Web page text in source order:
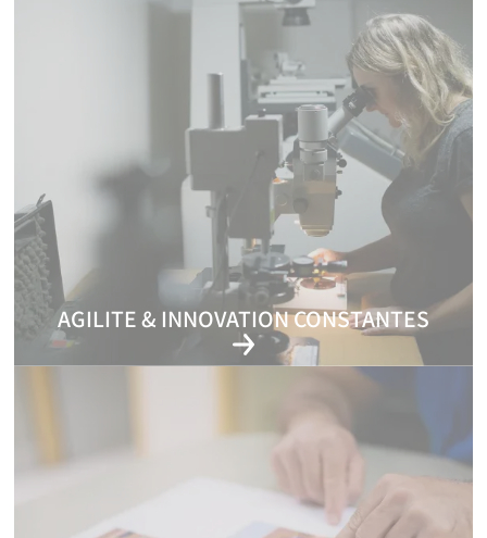
AGILITE & INNOVATION CONSTANTES
Anticiper les besoins de demain